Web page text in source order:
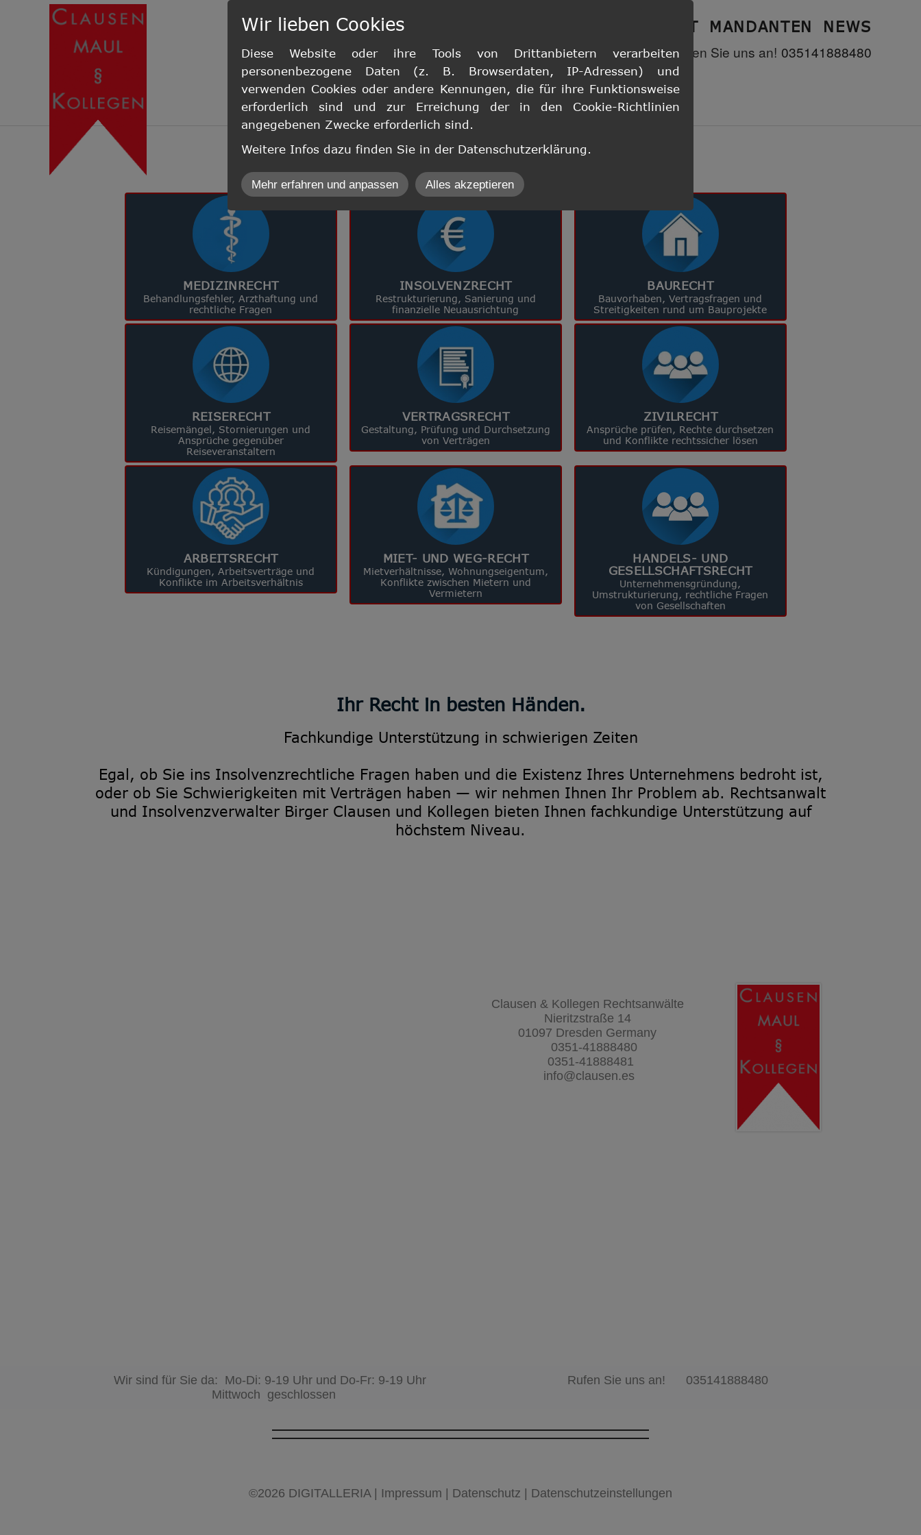
START DAS TEAM KONTAKT MANDANTEN NEWS
info@clausen.esRufen Sie uns an! 035141888480
MEDIZINRECHT
Behandlungsfehler, Arzthaftung und
rechtliche Fragen
INSOLVENZRECHT
Restrukturierung, Sanierung und
finanzielle Neuausrichtung
BAURECHT
Bauvorhaben, Vertragsfragen und
Streitigkeiten rund um Bauprojekte
REISERECHT
Reisemängel, Stornierungen und
Ansprüche gegenüber
Reiseveranstaltern
VERTRAGSRECHT
Gestaltung, Prüfung und Durchsetzung
von Verträgen
ZIVILRECHT
Ansprüche prüfen, Rechte durchsetzen
und Konflikte rechtssicher lösen
ARBEITSRECHT
Kündigungen, Arbeitsverträge und
Konflikte im Arbeitsverhältnis
MIET- UND WEG-RECHT
Mietverhältnisse, Wohnungseigentum,
Konflikte zwischen Mietern und
Vermietern
HANDELS- UND
GESELLSCHAFTSRECHT
Unternehmensgründung,
Umstrukturierung, rechtliche Fragen
von Gesellschaften
Ihr Recht in besten Händen.
Fachkundige Unterstützung in schwierigen Zeiten
Egal, ob Sie ins Insolvenzrechtliche Fragen haben und die Existenz Ihres Unternehmens bedroht ist,
oder ob Sie Schwierigkeiten mit Verträgen haben — wir nehmen Ihnen Ihr Problem ab. Rechtsanwalt
und Insolvenzverwalter Birger Clausen und Kollegen bieten Ihnen fachkundige Unterstützung auf
höchstem Niveau.
Clausen & Kollegen Rechtsanwälte
Nieritzstraße 14
01097 Dresden Germany
0351-41888480
0351-41888481
info@clausen.es
Wir sind für Sie da: Mo-Di: 9-19 Uhr und Do-Fr: 9-19 Uhr
Mittwoch geschlossen
Rufen Sie uns an! 035141888480
©2026 DIGITALLERIA| Impressum Datenschutz Datenschutzeinstellungen
Wir lieben Cookies
Diese Website oder ihre Tools von Drittanbietern verarbeiten
personenbezogene Daten (z. B. Browserdaten, IP-Adressen) und
verwenden Cookies oder andere Kennungen, die für ihre Funktionsweise
erforderlich sind und zur Erreichung der in den Cookie-Richtlinien
angegebenen Zwecke erforderlich sind.
Weitere Infos dazu finden Sie in der Datenschutzerklärung.
inCMS
Mehr erfahren und anpassen Alles akzeptieren